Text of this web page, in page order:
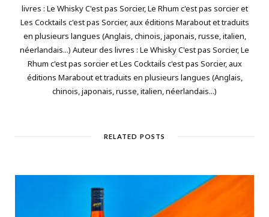
livres : Le Whisky C'est pas Sorcier, Le Rhum c'est pas sorcier et
Les Cocktails c'est pas Sorcier, aux éditions Marabout et traduits
en plusieurs langues (Anglais, chinois, japonais, russe, italien,
néerlandais...) Auteur des livres : Le Whisky C'est pas Sorcier, Le
Rhum c'est pas sorcier et Les Cocktails c'est pas Sorcier, aux
éditions Marabout et traduits en plusieurs langues (Anglais,
chinois, japonais, russe, italien, néerlandais...)
RELATED POSTS